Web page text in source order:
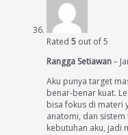
Rated 5 out of 5
Rangga Setiawan–
Aku punya target
benar-benar kuat.
bisa fokus di materi
anatomi, dan
kebutuhan aku, jadi